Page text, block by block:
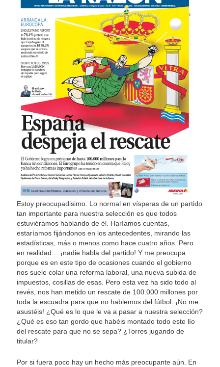
Estoy preocupadisimo. Lo normal en vísperas de un partido
tan importante para nuestra selección es que todos
estuviéramos hablando de él. Haríamos cuentas,
estaríamos fijándonos en los antecedentes, mirando las
estadísticas, más o menos como hace cuatro años. Pero
en realidad… ¡nadie habla del partido! Y me preocupa
porque es en este tipo de ocasiones cuando el gobierno
nos suele colar una reforma laboral, una nueva subida de
impuestos, cosillas de esas. Pero esta vez ha sido todo al
revés, nos han metido un rescate de 100.000 millones por
toda la escuadra para que no hablemos del fútbol. ¡No me
asustéis! ¿Qué es lo que le va a pasar a nuestra selección?
¿Qué es eso tan gordo que habéis montado todo este lío
del rescate para que no se sepa? ¿Torres jugando de
titular?
Por si fuera poco hay un hecho más preocupante aún. En